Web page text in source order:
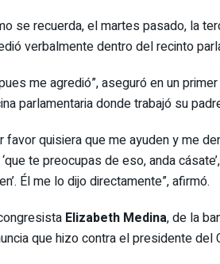
se recuerda, el martes pasado, la
verbalmente dentro del recinto
me agredió”, aseguró en un
parlamentaria donde trabajó su
favor quisiera que me ayuden y me
te preocupas de eso, anda
Él me lo dijo directamente”, afirmó.
Elizabeth Medina, de la
que hizo contra el presidente del